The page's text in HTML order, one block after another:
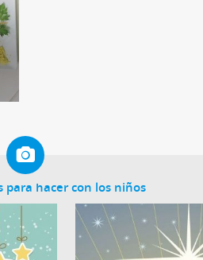
para hacer con los niños